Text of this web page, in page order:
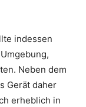
indessen
Neben dem
Gerät daher
erheblich in